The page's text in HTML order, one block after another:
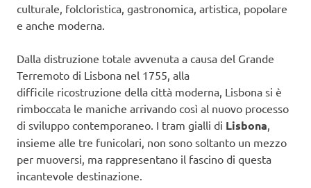
culturale, folcloristica, gastronomica, artistica, popolare
e anche moderna.
Dalla distruzione totale avvenuta a causa del Grande
Terremoto di Lisbona nel 1755, alla
difficile ricostruzione della città moderna, Lisbona si è
rimboccata le maniche arrivando così al nuovo processo
di sviluppo contemporaneo. I tram gialli di Lisbona,
insieme alle tre funicolari, non sono soltanto un mezzo
per muoversi, ma rappresentano il fascino di questa
incantevole destinazione.